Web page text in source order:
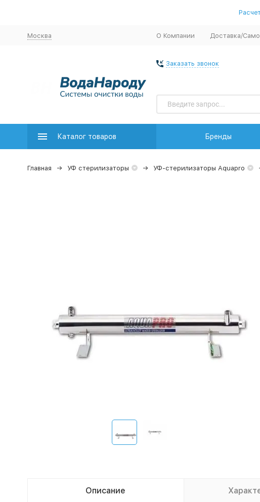
Москва О Компании Доставка/
Заказать звонок
Каталог товаров Бренды
Главная УФ стерилизаторы УФ-стерилизаторы Aquapro
Описание